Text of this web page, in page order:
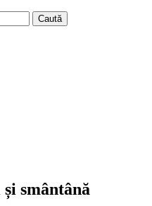
smântână